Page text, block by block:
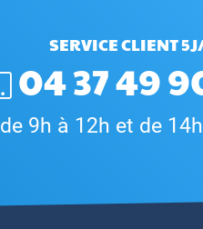
SERVICE CLIENT
04 37 49
de 9h à 12h et de